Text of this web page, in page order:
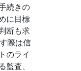
続きの
に目標
断も求
際は信
のライ
監査、